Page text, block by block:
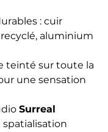
: cuir
aluminium
teinté sur toute la
une sensation
Surreal
spatialisation